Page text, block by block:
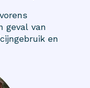
geval van
en